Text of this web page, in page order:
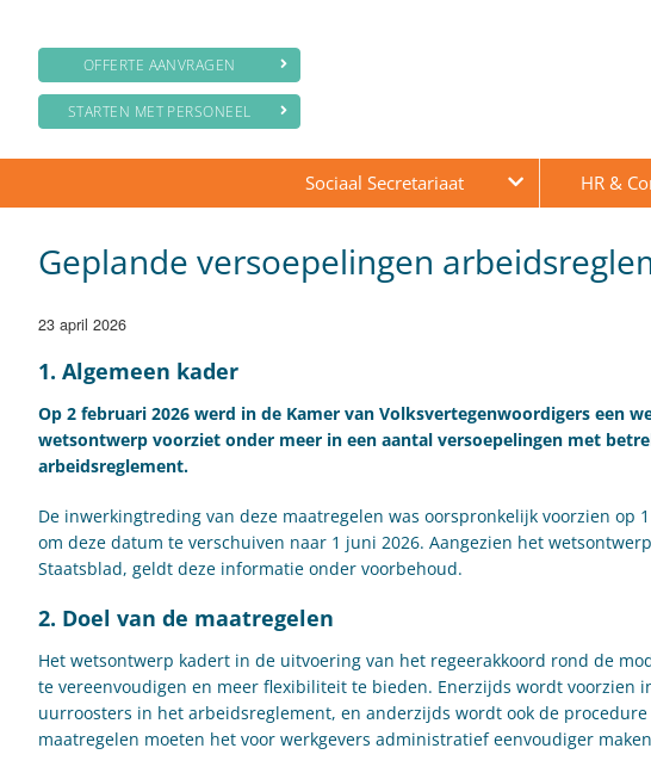
OFFERTE AANVRAGEN
STARTEN MET PERSONEEL
Sociaal Secretariaat HR &
Geplande versoepelingen
23 april 2026
​1. Algemeen kader
Op 2 februari 2026 werd in de Kamer van Volksvertegenwoordigers een
wetsontwerp voorziet onder meer in een aantal versoepelingen met
arbeidsreglement.
De inwerkingtreding van deze maatregelen was oorspronkelijk voorzien
om deze datum te verschuiven naar 1 juni 2026. Aangezien het
Staatsblad, geldt deze informatie onder voorbehoud.
2. Doel van de maatregelen
Het wetsontwerp kadert in de uitvoering van het regeerakkoord rond de
te vereenvoudigen en meer flexibiliteit te bieden. Enerzijds wordt
uurroosters in het arbeidsreglement, en anderzijds wordt ook de
maatregelen moeten het voor werkgevers administratief eenvoudiger